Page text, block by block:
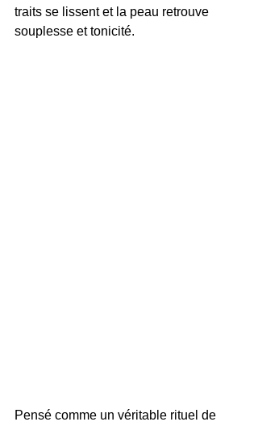
traits se lissent et la peau retrouve
souplesse et tonicité.
Pensé comme un véritable rituel de